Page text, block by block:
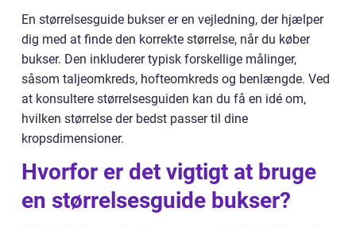
En størrelsesguide bukser er en vejledning, der hjælper
dig med at finde den korrekte størrelse, når du køber
bukser. Den inkluderer typisk forskellige målinger,
såsom taljeomkreds, hofteomkreds og benlængde. Ved
at konsultere størrelsesguiden kan du få en idé om,
hvilken størrelse der bedst passer til dine
kropsdimensioner.
Hvorfor er det vigtigt at bruge
en størrelsesguide bukser?